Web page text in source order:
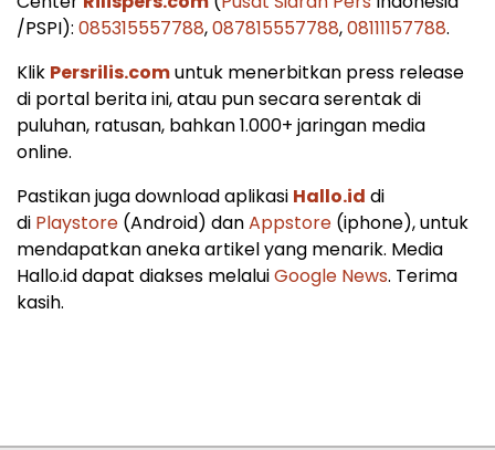
/PSPI): 085315557788,087815557788,08111157788.
Klik Persrilis.comuntuk menerbitkan press release
di portal berita ini, atau pun secara serentak di
puluhan, ratusan, bahkan 1.000+ jaringan media
online.
Pastikan juga download aplikasi Hallo.id di
di Playstore (Android) danAppstore (iphone), untuk
mendapatkan aneka artikel yang menarik. Media
Hallo.id dapat diakses melaluiGoogle News. Terima
kasih.